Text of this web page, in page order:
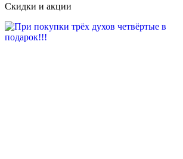
Скидки и акции